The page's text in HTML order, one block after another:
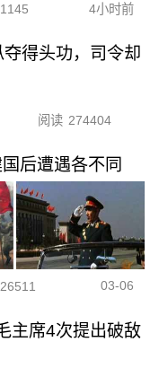
4小时前
得头功，司令却
阅读 274404
后遭遇各不同
03-06
主席4次提出破敌